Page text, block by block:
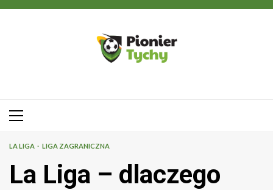
Przejdź
Menu
LA LIGA LIGA ZAGRANICZNA
La Liga – dlaczego